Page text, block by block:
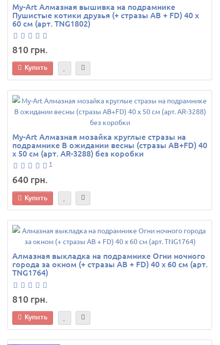
My-Art Алмазная вышивка на подрамнике
Пушистые котики друзья (+ стразы AB + FD) 40 х
60 см (арт. TNG1802)
810 грн.
Купить
My-Art Алмазная мозайка круглые стразы на
подрамнике В ожидании весны (стразы AB+FD) 40
х 50 см (арт. AR-3288) без коробки
1
640 грн.
Купить
Алмазная выкладка на подрамнике Огни ночного
города за окном (+ стразы AB + FD) 40 х 60 см (арт.
TNG1764)
810 грн.
Купить